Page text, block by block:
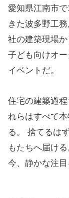
愛知県江南市
きた波多野工
社の建築現場か
子ども向けオ
イベントだ。
住宅の建築過
れらはすべて
る。 捨てるは
もたちへ届け
今、静かな注目